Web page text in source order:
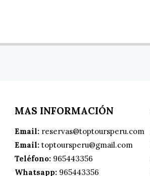
MAS INFORMACIÓN
Email: reservas@toptoursperu.com
Email: toptoursperu@gmail.com
Teléfono: 965443356
Whatsapp: 965443356